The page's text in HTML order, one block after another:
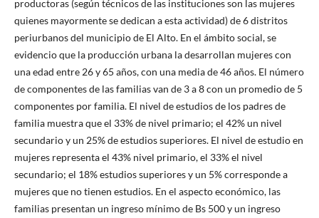
productoras (según técnicos de las instituciones son las mujeres
quienes mayormente se dedican a esta actividad) de 6 distritos
periurbanos del municipio de El Alto. En el ámbito social, se
evidencio que la producción urbana la desarrollan mujeres con
una edad entre 26 y 65 años, con una media de 46 años. El número
de componentes de las familias van de 3 a 8 con un promedio de 5
componentes por familia. El nivel de estudios de los padres de
familia muestra que el 33% de nivel primario; el 42% un nivel
secundario y un 25% de estudios superiores. El nivel de estudio en
mujeres representa el 43% nivel primario, el 33% el nivel
secundario; el 18% estudios superiores y un 5% corresponde a
mujeres que no tienen estudios. En el aspecto económico, las
familias presentan un ingreso mínimo de Bs 500 y un ingreso